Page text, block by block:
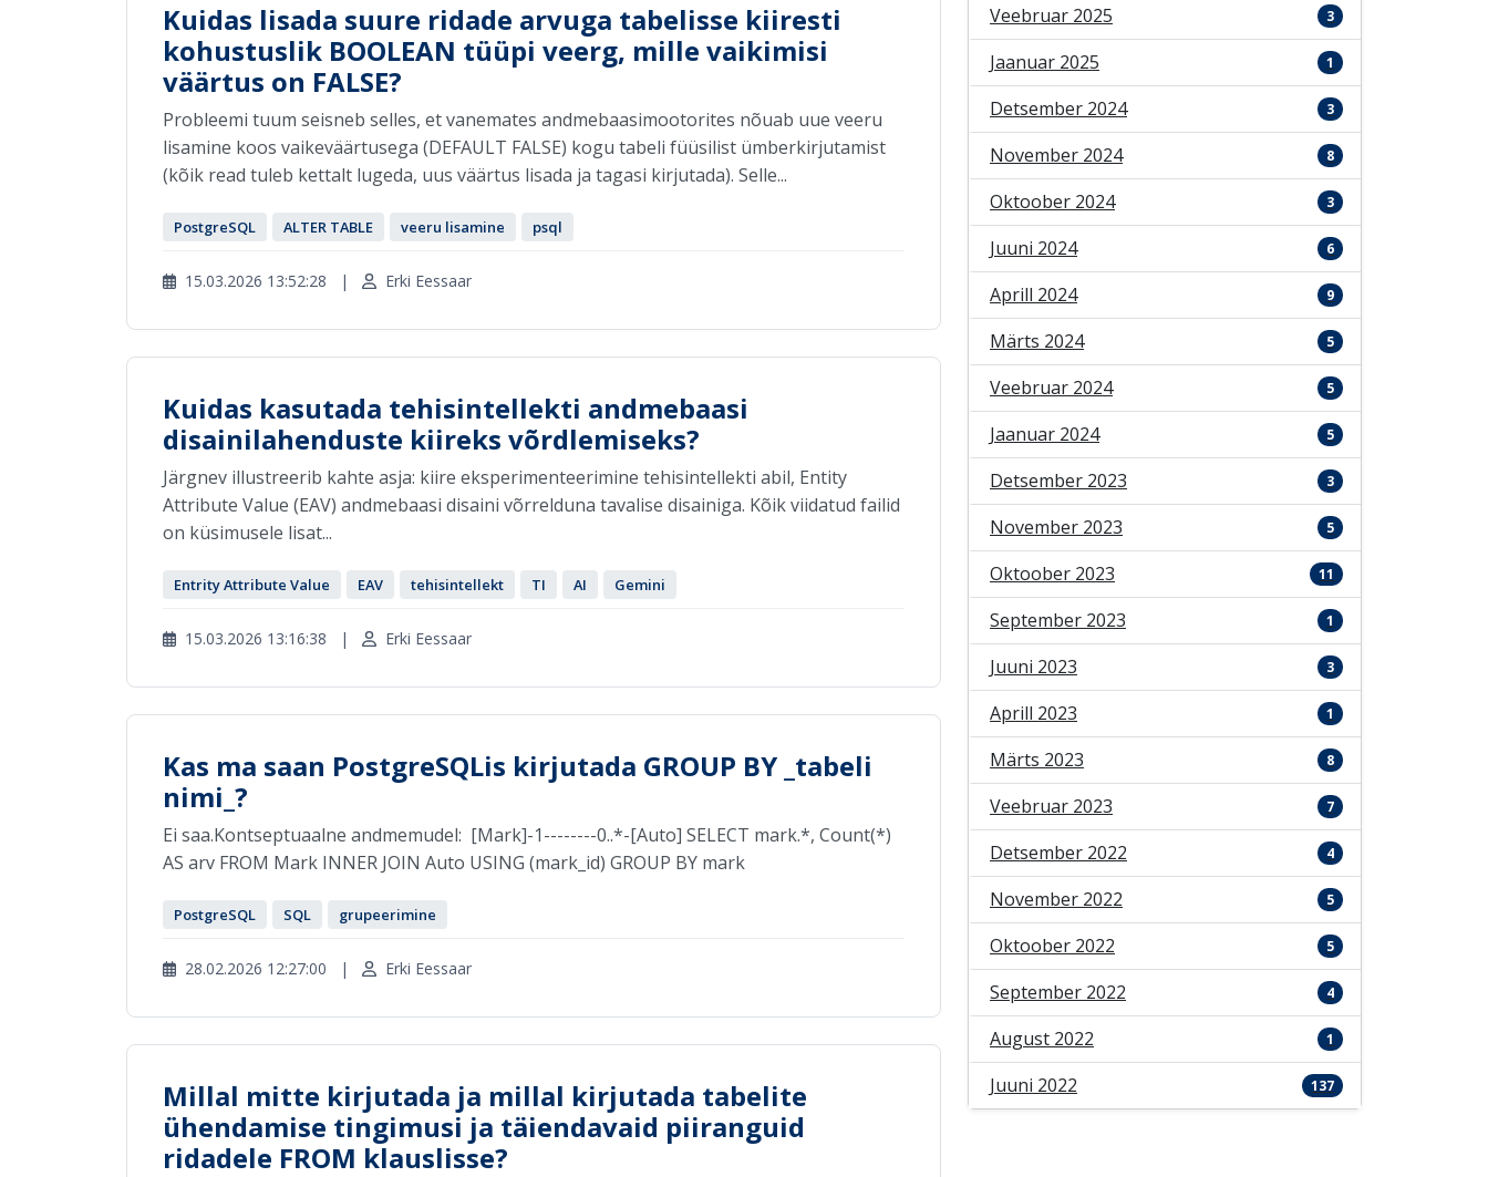
Kuidas lisada suure ridade arvuga tabelisse kiiresti
kohustuslik BOOLEAN tüüpi veerg, mille vaikimisi
väärtus on FALSE?
Probleemi tuum seisneb selles, et vanemates andmebaasimootorites nõuab uue veeru
lisamine koos vaikeväärtusega (DEFAULT FALSE) kogu tabeli füüsilist ümberkirjutamist
(kõik read tuleb kettalt lugeda, uus väärtus lisada ja tagasi kirjutada). Selle...
PostgreSQL ALTER TABLE veeru lisamine psql
15.03.2026 13:52:28 | Erki Eessaar
Kuidas kasutada tehisintellekti andmebaasi
disainilahenduste kiireks võrdlemiseks?
Järgnev illustreerib kahte asja: kiire eksperimenteerimine tehisintellekti abil, Entity
Attribute Value (EAV) andmebaasi disaini võrrelduna tavalise disainiga. Kõik viidatud failid
on küsimusele lisat...
Entrity Attribute Value EAV tehisintellekt TI AI Gemini
15.03.2026 13:16:38 | Erki Eessaar
Kas ma saan PostgreSQLis kirjutada GROUP BY _tabeli
nimi_?
Ei saa.Kontseptuaalne andmemudel: [Mark]-1--------0..*-[Auto] SELECT mark.*, Count(*)
AS arv FROM Mark INNER JOIN Auto USING (mark_id) GROUP BY mark
PostgreSQL SQL grupeerimine
28.02.2026 12:27:00 | Erki Eessaar
Millal mitte kirjutada ja millal kirjutada tabelite
ühendamise tingimusi ja täiendavaid piiranguid
ridadele FROM klauslisse?
Veebruar 2025 3
Jaanuar 2025 1
Detsember 2024 3
November 2024 8
Oktoober 2024 3
Juuni 2024 6
Aprill 2024 9
Märts 2024 5
Veebruar 2024 5
Jaanuar 2024 5
Detsember 2023 3
November 2023 5
Oktoober 2023 11
September 2023 1
Juuni 2023 3
Aprill 2023 1
Märts 2023 8
Veebruar 2023 7
Detsember 2022 4
November 2022 5
Oktoober 2022 5
September 2022 4
August 2022 1
Juuni 2022 137